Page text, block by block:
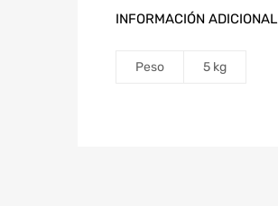
INFORMACIÓN ADICIONAL
Peso 5 kg